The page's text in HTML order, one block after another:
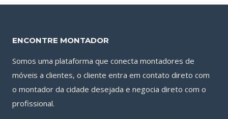
de 5
ENCONTRE MONTADOR
Somos uma plataforma que conecta montadores de
móveis a clientes, o cliente entra em contato direto com
o montador da cidade desejada e negocia direto com o
profissional.